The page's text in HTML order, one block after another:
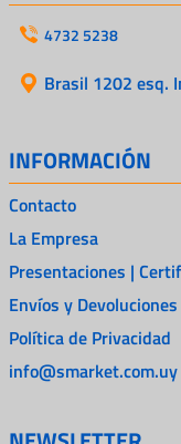
4732 5238
Brasil 1202 esq.
INFORMACIÓN
Contacto
La Empresa
Presentaciones |
Envíos y Devoluciones
Política de Privacidad
info@smarket.com.uy